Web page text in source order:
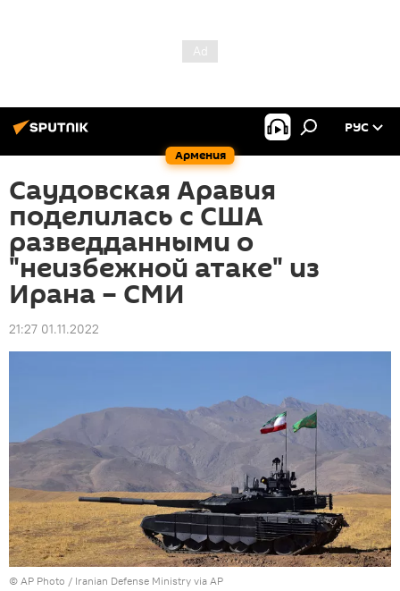
Армения
РУС
Саудовская Аравия
поделилась с США
разведданными о
"неизбежной атаке" из
Ирана – СМИ
21:27 01.11.2022
© AP Photo / Iranian Defense Ministry via AP